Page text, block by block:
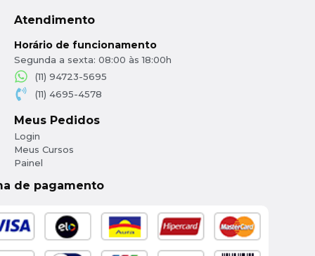
Atendimento
Horário de funcionamento
Segunda a sexta: 08:00 às 18:00h
(11) 94723-5695
(11) 4695-4578
Meus Pedidos
Login
Meus Cursos
Painel
de pagamento